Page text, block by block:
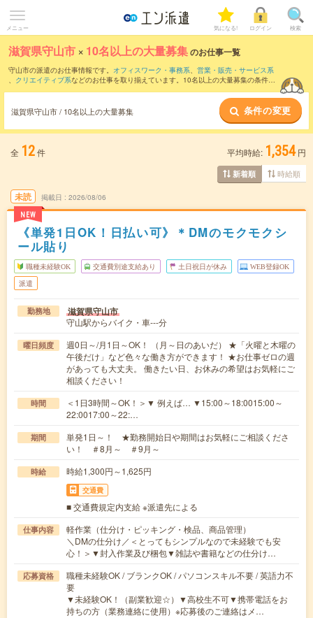
メニュー 気になる! ログイン 検索
滋賀県守山市 × 10名以上の大量募集のお仕事一覧
守山市の派遣のお仕事情報です。 オフィスワーク・事務系、 営業・販売・サービス系
、 クリエイティブ系などのお仕事を取り揃えています。10名以上の大量募集の条件の
滋賀県守山市 / 10名以上の大量募集 条件の変更
全 12件 平均時給: 1,354 円
新着順 時給順
未読
NEW
掲載日 2026/08/06
《単発1日OK！日払い可》＊DMのモクモクシ
ール貼り
職種未経験OK 交通費別途支給あり 土日祝日が休み WEB登録OK
派遣
勤務地 滋賀県守山市
守山駅からバイク・車---分
曜日頻度
週0日～/月1日～OK！ （月～日のあいだ） ★「火曜と木曜の
午後だけ」など色々な働き方ができます！ ★お仕事ゼロの週
があっても大丈夫。 働きたい日、お休みの希望はお気軽にご
相談ください！
時間
＜1日3時間～OK！＞▼ 例えば… ▼15:00～18:0015:00～
22:0017:00～22:…
期間
単発1日～！ ★勤務開始日や期間はお気軽にご相談くださ
い！ ＃8月～ ＃9月～
時給 時給1,300円～1,625円
交通費
■ 交通費規定内支給 ※派遣先による
仕事内容
軽作業（仕分け・ピッキング・検品、商品管理）
＼DMの仕分け／＜とってもシンプルなので未経験でも安
心！＞▼封入作業及び梱包▼雑誌や書籍などの仕分け…
応募資格
職種未経験OK / ブランクOK / パソコンスキル不要 / 英語力不
要
▼未経験OK！（副業歓迎☆）▼高校生不可▼携帯電話をお
持ちの方（業務連絡に使用）※応募後のご連絡はメ…